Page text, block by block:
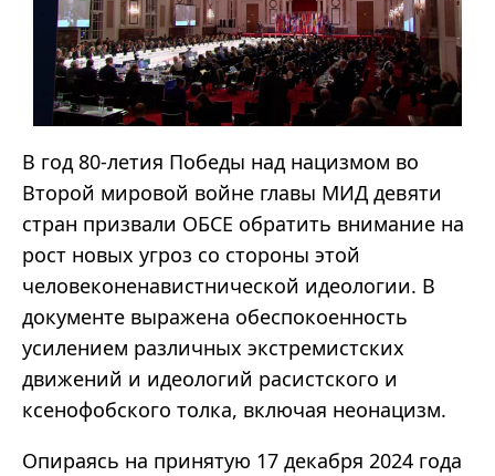
В год 80-летия Победы над нацизмом во
Второй мировой войне главы МИД девяти
стран призвали ОБСЕ обратить внимание на
рост новых угроз со стороны этой
человеконенавистнической идеологии. В
документе выражена обеспокоенность
усилением различных экстремистских
движений и идеологий расистского и
ксенофобского толка, включая неонацизм.
Опираясь на принятую 17 декабря 2024 года